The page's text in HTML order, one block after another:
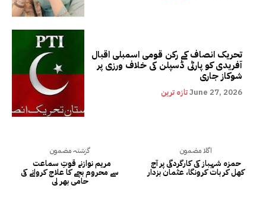
تحریک انصاف کے رکن قومی اسمبلی اقبال
آفریدی کو پارٹی ڈسپلن کی خلاف ورزی پر
شوکاز جاری
تازہ ترینJune 27, 2026
گزشتہ مضمون
سے محروم بچے کا علاج کروانے کی
حامی بھر لی
اگلا مضمون
حمزہ شہباز کی کارگردگی پر آج
کھل کر بات کرونگا، عثمان بزدار